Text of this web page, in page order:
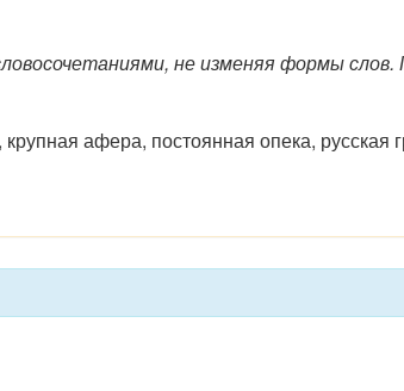
не изменяя формы слов.
афера, постоянная опека, русская